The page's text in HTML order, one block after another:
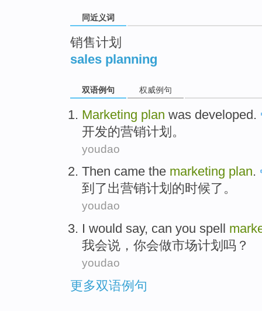
同近义词
销售计划
sales planning
双语例句 权威例句
Marketing plan was developed.
开发的营销计划 。
youdao
Then came the marketing plan.
到了出营销计划的时候了。
youdao
I would say, can you spell
我会说 ， 你会做市场计划吗？
youdao
更多双语例句